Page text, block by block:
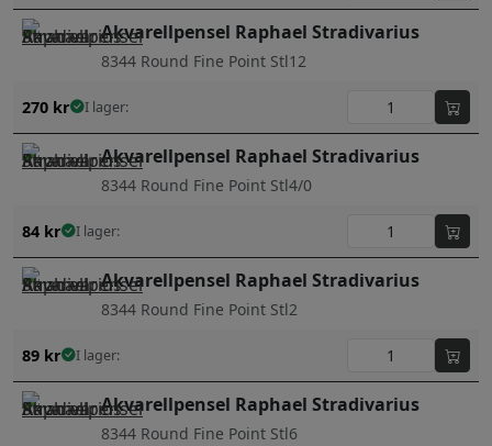
Akvarellpensel Raphael Stradivarius
8344 Round Fine Point Stl12
270 kr I lager:
Akvarellpensel Raphael Stradivarius
8344 Round Fine Point Stl4/0
84 kr I lager:
Akvarellpensel Raphael Stradivarius
8344 Round Fine Point Stl2
89 kr I lager:
Akvarellpensel Raphael Stradivarius
8344 Round Fine Point Stl6